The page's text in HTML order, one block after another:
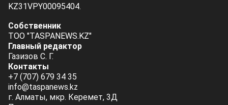
KZ31VPY00095404.
Собственник
ТОО "TASPANEWS.KZ"
Главный редактор
Газизов С. Г.
Контакты
+7 (707) 679 34 35
info@taspanews.kz
г. Алматы, мкр. Керемет, 3Д